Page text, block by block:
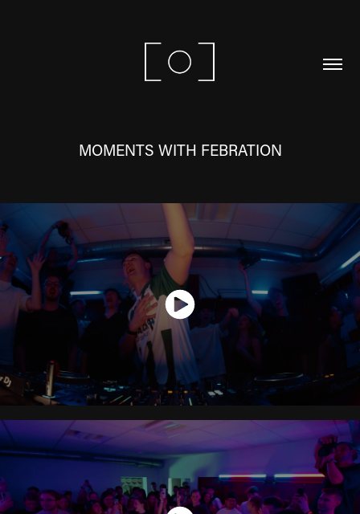
MOMENTS WITH FEBRATION